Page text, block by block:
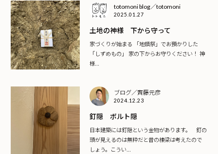
totomoni blog／totomoni
2025.01.27
土地の神様 下から守って
家づくりが始まる 「地鎮祭」でお預かりした
「しずめもの」 家の下からお守りください！ 神
様...
ブログ／齊藤元彦
2024.12.23
釘隠 ボルト隠
日本建築には釘隠という金物があります。 釘の
頭が見えるのは無粋だと昔の棟梁は考えたので
しょう。こうい...